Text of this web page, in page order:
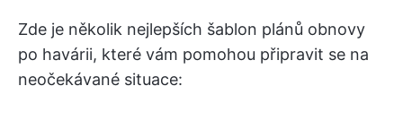
Zde je několik nejlepších šablon plánů obnovy
po havárii, které vám pomohou připravit se na
neočekávané situace: